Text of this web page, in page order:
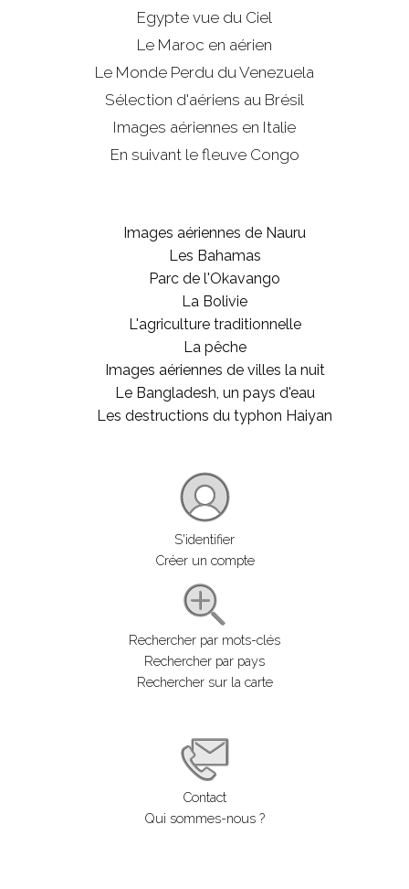
Egypte vue du Ciel
Le Maroc en aérien
Le Monde Perdu du Venezuela
Sélection d'aériens au Brésil
Images aériennes en Italie
En suivant le fleuve Congo
Images aériennes de Nauru
Les Bahamas
Parc de l'Okavango
La Bolivie
L'agriculture traditionnelle
La pêche
Images aériennes de villes la nuit
Le Bangladesh, un pays d'eau
Les destructions du typhon Haiyan
S'identifier
Créer un compte
Rechercher par mots-clés
Rechercher par pays
Rechercher sur la carte
Contact
Qui sommes-nous ?